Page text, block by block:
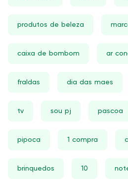
produtos de beleza
caixa de bombom ar
fraldas dia das maes
tv sou pj pascoa
pipoca 1 compra
brinquedos 10